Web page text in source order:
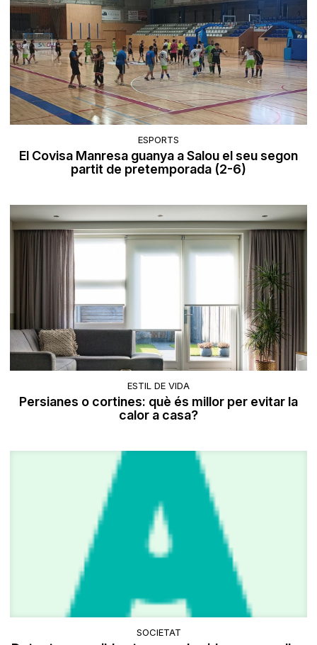
ESPORTS
El Covisa Manresa guanya a Salou el seu segon
partit de pretemporada (2-6)
ESTIL DE VIDA
Persianes o cortines: què és millor per evitar la
calor a casa?
SOCIETAT